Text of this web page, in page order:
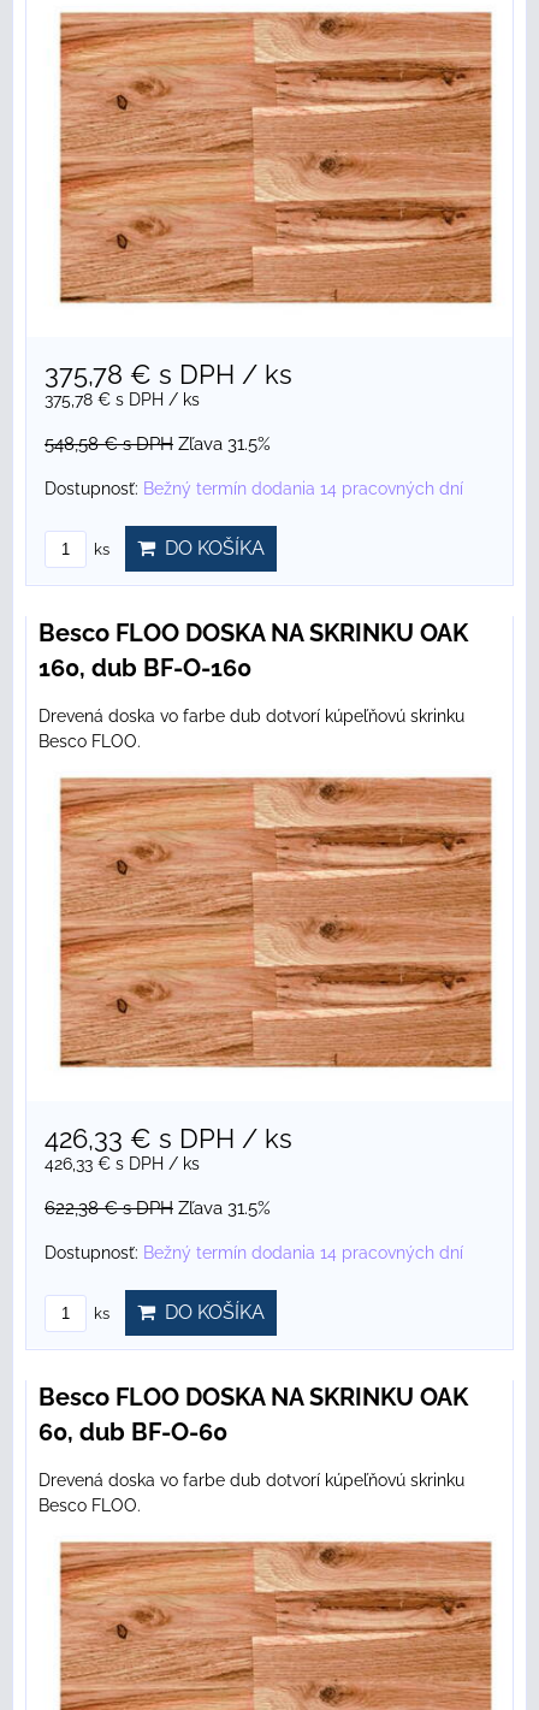
375,78 € s DPH / ks
375,78 € s DPH / ks
548,58 €s DPH Zľava 31.5%
Dostupnosť: Bežný termín dodania 14 pracovných dní
ks DO KOŠÍKA
Besco FLOO DOSKA NA SKRINKU OAK
160, dub BF-O-160
Drevená doska vo farbe dub dotvorí kúpeľňovú skrinku
Besco FLOO.
426,33 € s DPH / ks
426,33 € s DPH / ks
622,38 €s DPH Zľava 31.5%
Dostupnosť: Bežný termín dodania 14 pracovných dní
ks DO KOŠÍKA
Besco FLOO DOSKA NA SKRINKU OAK
60, dub BF-O-60
Drevená doska vo farbe dub dotvorí kúpeľňovú skrinku
Besco FLOO.